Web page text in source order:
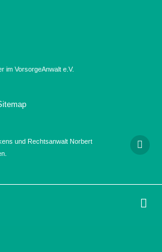
im VorsorgeAnwalt e.V.
und Rechtsanwalt Norbert